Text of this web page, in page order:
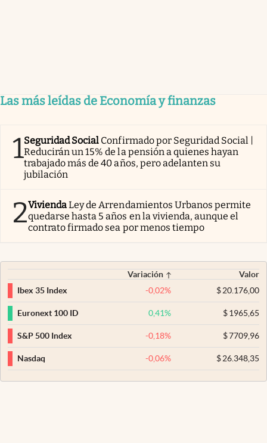
Las más leídas de Economía y finanzas
1Seguridad Social Confirmado por Seguridad Social |
Reducirán un 15% de la pensión a quienes hayan
trabajado más de 40 años, pero adelanten su
jubilación
2ViviendaLey de Arrendamientos Urbanos permite
quedarse hasta 5 años en la vivienda, aunque el
contrato firmado sea por menos tiempo
Variación
Valor
Ibex 35 Index
-0,02% $20.176,00
Euronext 100 ID 0,41% $1965,65
S&P 500 Index -0,18% $7709,96
Nasdaq -0,06% $26.348,35